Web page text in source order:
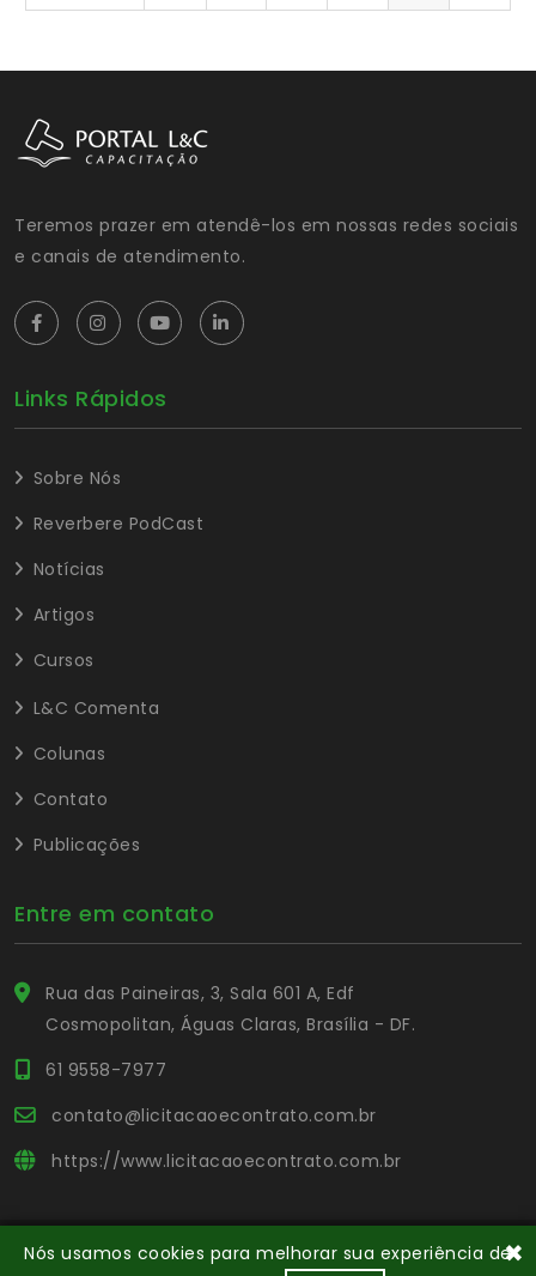
Teremos prazer em atendê-los em nossas redes sociais
e canais de atendimento.
Links Rápidos
Sobre Nós
Reverbere PodCast
Notícias
Artigos
Cursos
L&C Comenta
Colunas
Contato
Publicações
Entre em contato
Rua das Paineiras, 3, Sala 601 A, Edf
Cosmopolitan, Águas Claras, Brasília - DF.
61 9558-7977
contato@licitacaoecontrato.com.br
https://www.licitacaoecontrato.com.br
© Copyright Portal L&C. Todos os direitos reservados.
Nós usamos cookies para melhorar sua experiência de✖